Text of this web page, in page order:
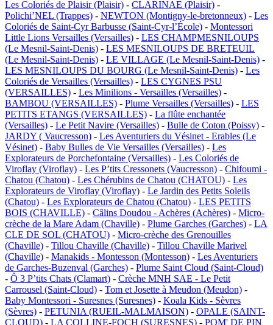
Les Coloriés de Plaisir (Plaisir) - CLARINAE (Plaisir) -
Polichi’NEL (Trappes) - NEWTON (Montigny-le-bretonneux) - Les
Coloriés de Saint-Cyr Barbusse (Saint-Cyr-l’École) - Montessori
Little Lions Versailles (Versailles) - LES CHAMPMESNILOUPS
(Le Mesnil-Saint-Denis) - LES MESNILOUPS DE BRETEUIL
(Le Mesnil-Saint-Denis) - LE VILLAGE (Le Mesnil-Saint-Denis) -
LES MESNILOUPS DU BOURG (Le Mesnil-Saint-Denis) - Les
Coloriés de Versailles (Versailles) - LES CYGNES PSU
(VERSAILLES) - Les Minilions - Versailles (Versailles) -
BAMBOU (VERSAILLES) - Plume Versailles (Versailles) - LES
PETITS ETANGS (VERSAILLES) - La flûte enchantée
(Versailles) - Le Petit Navire (Versailles) - Bulle de Coton (Poissy) -
JARDY ( Vaucresson) - Les Aventuriers du Vésinet - Erables (Le
Vésinet) - Baby Bulles de Vie Versailles (Versailles) - Les
Explorateurs de Porchefontaine (Versailles) - Les Coloriés de
Viroflay (Viroflay) - Les P’tits Cressonets (Vaucresson) - Chifoumi -
Chatou (Chatou) - Les Chérubins de Chatou (CHATOU) - Les
Explorateurs de Viroflay (Viroflay) - Le Jardin des Petits Soleils
(Chatou) - Les Explorateurs de Chatou (Chatou) - LES PETITS
BOIS (CHAVILLE) - Câlins Doudou - Achères (Achères) - Micro-
crèche de la Mare Adam (Chaville) - Plume Garches (Garches) - LA
CLE DE SOL (CHATOU) - Micro-crèche des Grenouilles
(Chaville) - Tillou Chaville (Chaville) - Tillou Chaville Marivel
(Chaville) - Manakids - Montesson (Montesson) - Les Aventuriers
de Garches-Buzenval (Garches) - Plume Saint Cloud (Saint-Cloud)
- Ô 3 P’tits Chats (Clamart) - Crèche MNH SAE - Le Petit
Carrousel (Saint-Cloud) - Tom et Josette à Meudon (Meudon) -
Baby Montessori - Suresnes (Suresnes) - Koala Kids - Sèvres
(Sèvres) - PETUNIA (RUEIL-MALMAISON) - OPALE (SAINT-
CLOUD) - LA COLLINE-FOCH (SURESNES) - POM' DE PIN